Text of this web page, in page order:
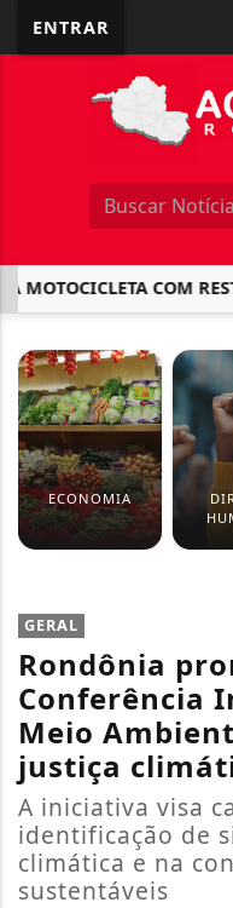
ENTRAR
COM
ECONOMIA
GERAL
Rondônia
Conferência
Meio
justiça
A iniciativa visa
identificação de
climática e na
sustentáveis